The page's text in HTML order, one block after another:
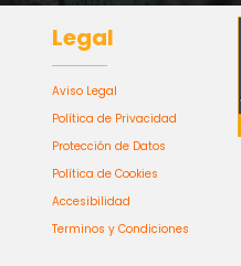
Legal
Aviso Legal
Política de Privacidad
Protección de Datos
Política de Cookies
Accesibilidad
Terminos y Condiciones